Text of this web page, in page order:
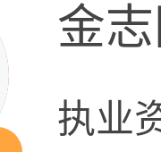
金
执业